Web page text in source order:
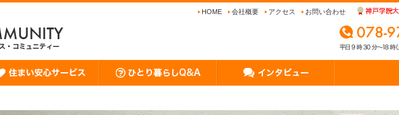
HOME 会社概要 アクセス お問い合わせ